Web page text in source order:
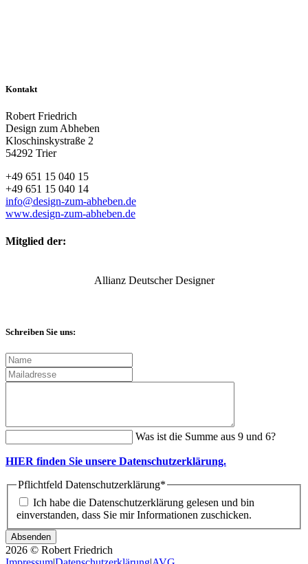
Kontakt
Robert Friedrich
Design zum Abheben
Kloschinskystraße 2
54292 Trier
+49 651 15 040 15
+49 651 15 040 14
info@design-zum-abheben.de
www.design-zum-abheben.de
Mitglied der:
Allianz Deutscher Designer
Schreiben Sie uns:
Was ist die Summe aus 9 und 6?
HIER finden Sie unsere Datenschutzerklärung.
Pflichtfeld Datenschutzerklärung*
Ich habe die Datenschutzerklärung gelesen und bin
einverstanden, dass Sie mir Informationen zuschicken.
2026 © Robert Friedrich